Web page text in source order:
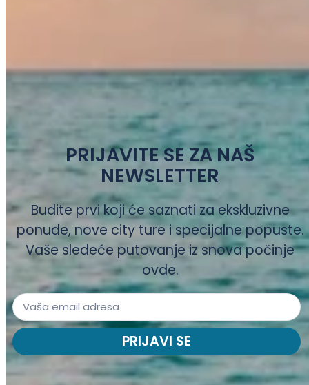
PRIJAVITE SE ZA NAŠ
NEWSLETTER
Budite prvi koji će saznati za ekskluzivne
ponude, nove city ture i specijalne popuste.
Vaše sledeće putovanje iz snova počinje
ovde.
PRIJAVI SE